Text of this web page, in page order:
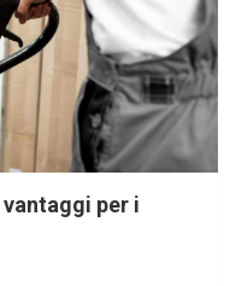
per i